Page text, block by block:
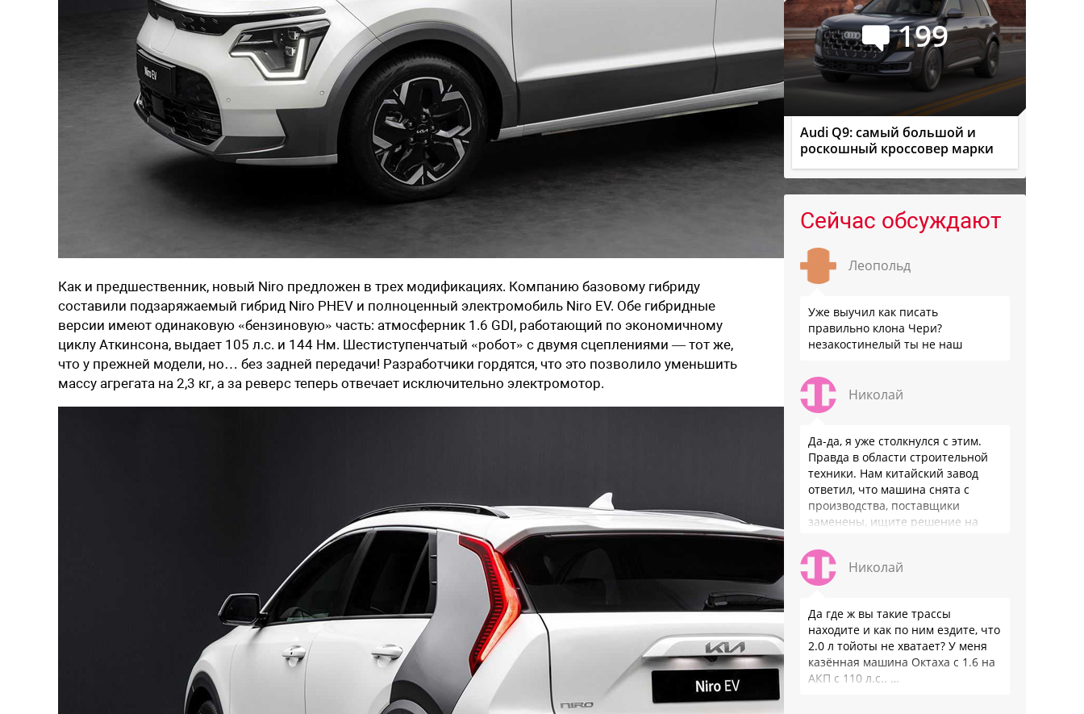
Как и предшественник, новый Niro предложен в трех модификациях. Компанию базовому гибриду
составили подзаряжаемый гибрид Niro PHEV и полноценный электромобиль Niro EV. Обе гибридные
версии имеют одинаковую «бензиновую» часть: атмосферник 1.6 GDI, работающий по экономичному
циклу Аткинсона, выдает 105 л.с. и 144 Нм. Шестиступенчатый «робот» с двумя сцеплениями — тот же,
что у прежней модели, но… без задней передачи! Разработчики гордятся, что это позволило уменьшить
массу агрегата на 2,3 кг, а за реверс теперь отвечает исключительно электромотор.
199
Audi Q9: самый большой и
роскошный кроссовер марки
Сейчас обсуждают
Леопольд
Уже выучил как писать
правильно клона Чери?
незакостинелый ты не наш
Николай
Да-да, я уже столкнулся с этим.
Правда в области строительной
техники. Нам китайский завод
ответил, что машина снята с
производства, поставщики
заменены, ищите решение на
официальном бланке …
Николай
Да где ж вы такие трассы
находите и как по ним ездите, что
2.0 л тойоты не хватает? У меня
казённая машина Октаха с 1.6 на
АКП с 110 л.с.. …